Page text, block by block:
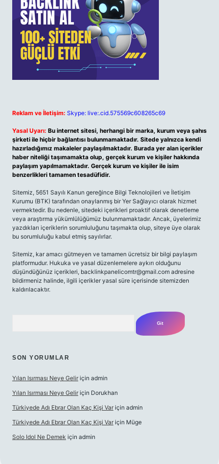
Reklam ve İletişim: Skype: live:.cid.575569c608265c69
Yasal Uyarı: Bu internet sitesi, herhangi bir marka, kurum veya şahıs
şirketi ile hiçbir bağlantısı bulunmamaktadır. Sitede yalnızca kendi
hazırladığımız makaleler paylaşılmaktadır. Burada yer alan içerikler
haber niteliği taşımamakta olup, gerçek kurum ve kişiler hakkında
paylaşım yapılmamaktadır. Gerçek kurum ve kişiler ile isim
benzerlikleri tamamen tesadüfidir.
Sitemiz, 5651 Sayılı Kanun gereğince Bilgi Teknolojileri ve İletişim
Kurumu (BTK) tarafından onaylanmış bir Yer Sağlayıcı olarak hizmet
vermektedir. Bu nedenle, sitedeki içerikleri proaktif olarak denetleme
veya araştırma yükümlülüğümüz bulunmamaktadır. Ancak, üyelerimiz
yazdıkları içeriklerin sorumluluğunu taşımakta olup, siteye üye olarak
bu sorumluluğu kabul etmiş sayılırlar.
Sitemiz, kar amacı gütmeyen ve tamamen ücretsiz bir bilgi paylaşım
platformudur. Hukuka ve yasal düzenlemelere aykırı olduğunu
düşündüğünüz içerikleri, backlinkpanelicomtr@gmail.com adresine
bildirmeniz halinde, ilgili içerikler yasal süre içerisinde sitemizden
kaldırılacaktır.
SON YORUMLAR
Yılan Isırması Neye Gelir için admin
Yılan Isırması Neye Gelir için Dorukhan
Türkiyede Adı Ebrar Olan Kaç Kişi Var için admin
Türkiyede Adı Ebrar Olan Kaç Kişi Var için Müge
Solo Idol Ne Demek için admin